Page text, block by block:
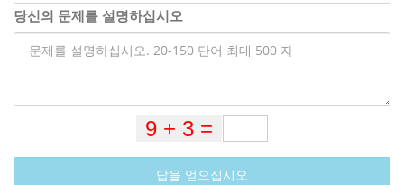
당신의 문제를 설명하십시오
답을 얻으십시오